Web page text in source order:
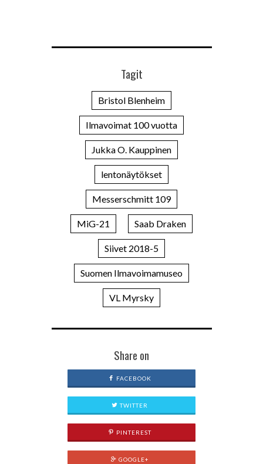
Tagit
Bristol Blenheim
Ilmavoimat 100 vuotta
Jukka O. Kauppinen
lentonäytökset
Messerschmitt 109
MiG-21 Saab Draken
Siivet 2018-5
Suomen Ilmavoimamuseo
VL Myrsky
Share on
FACEBOOK
TWITTER
PINTEREST
GOOGLE+